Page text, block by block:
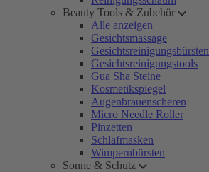
Beauty Tools & Zubehör
Alle anzeigen
Gesichtsmassage
Gesichtsreinigungsbürsten
Gesichtsreinigungstools
Gua Sha Steine
Kosmetikspiegel
Augenbrauenscheren
Micro Needle Roller
Pinzetten
Schlafmasken
Wimpernbürsten
Sonne & Schutz